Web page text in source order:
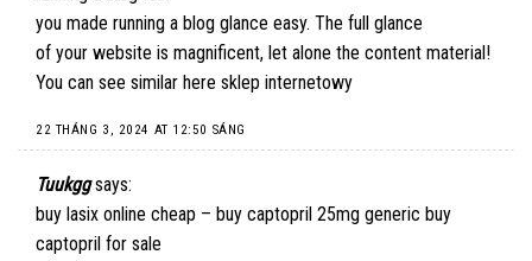
you made running a blog glance easy. The full glance
of your website is magnificent, let alone the content material!
You can see similar here sklep internetowy
22 THÁNG 3, 2024 AT 12:50 SÁNG
Tuukgg says:
buy lasix online cheap – buy captopril 25mg generic buy
captopril for sale